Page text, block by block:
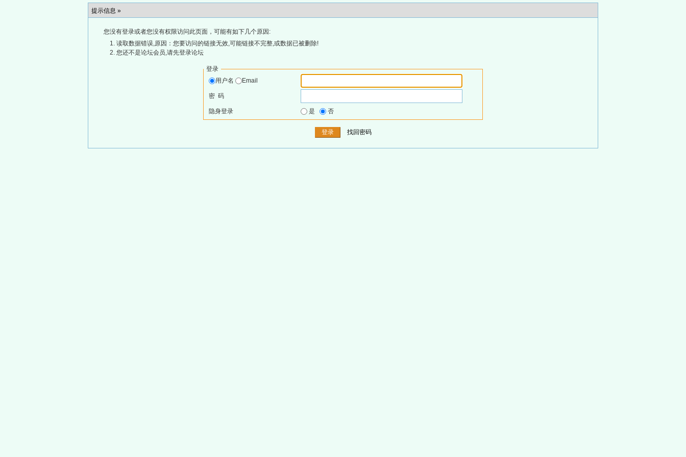
提示信息 »
您没有登录或者您没有权限访问此页面，可能有如下几个原因:
读取数据错误,原因：您要访问的链接无效,可能链接不完整,或数据已被删除!
您还不是论坛会员,请先登录论坛
登录
用户名
Email
密 码
隐身登录 是 否
找回密码